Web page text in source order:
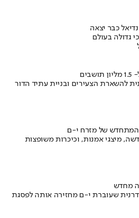
כבר יצאה
גדולה בעולם
להשארת הצעירים ובניית עתיד הדור
המתחדש של מזרח י-ם
מיצגי אמנות, וכיכרות משופצות
מחדש
שעוברת י-ם מחזירה אותה לפסגת